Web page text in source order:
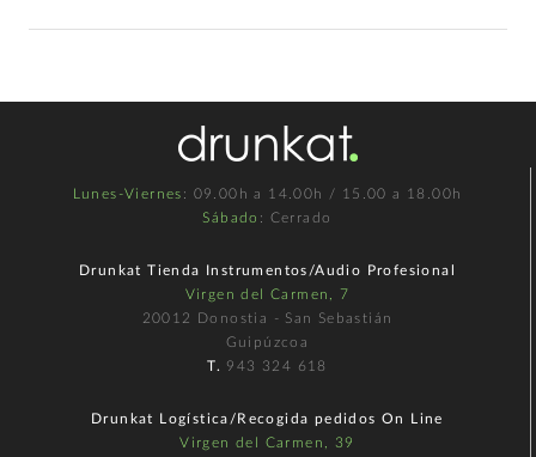
Lunes-Viernes : 09.00h a 14.00h / 15.00 a 18.00h
Sábado : Cerrado
Drunkat Tienda Instrumentos/Audio Profesional
Virgen del Carmen, 7
20012 Donostia - San Sebastián
Guipúzcoa
T. 943 324 618
Drunkat Logística/Recogida pedidos On Line
Virgen del Carmen, 39